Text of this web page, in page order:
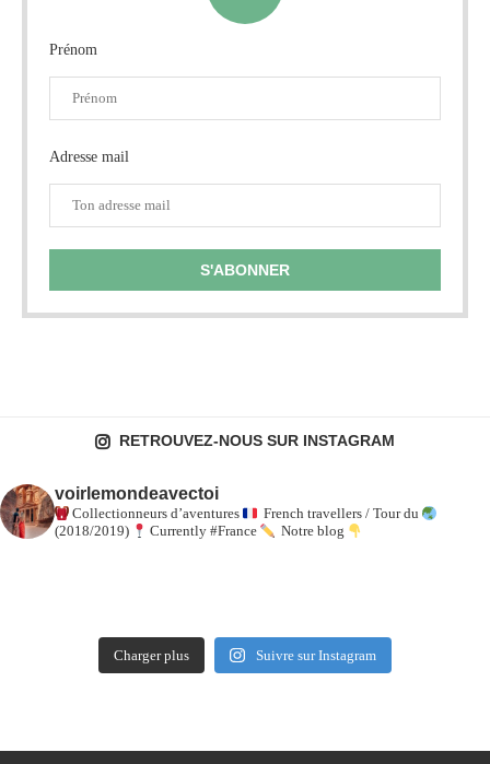
Prénom
Adresse mail
RETROUVEZ-NOUS SUR INSTAGRAM
voirlemondeavectoi
Collectionneurs d’aventures
French travellers / Tour du
(2018/2019)
Currently #France Notre blog
Charger plus Suivre sur Instagram